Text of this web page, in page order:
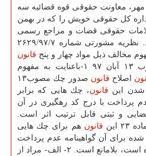
معاونت حقوقی قوه قضائیه سه
كل حقوقی خویش را كه در بهمن
حقوقی قضات و مراجع رسمی
كشور صادر شده، منتشر نمود. نظریه مشورتی شماره ۲۶۲۹/۹۷/۷
قانون
صدور چك مصوب ۱۳ آبان ۹۷ ۱-باعنایت به مفهوم
اصلاح قانون
صدور چك مصوب۱۳
قانون، چك هایی كه برابر
پرداخت با درج كد رهگیری در آن
و ثبتی قابل ترتیب اثر است.
این
قانون هم برای چك هایی
برای آن گواهینامه عدم پرداخت
با درج كد رهگیری صادر گردیده است، بلامانع است. ۲- الف- مراد از